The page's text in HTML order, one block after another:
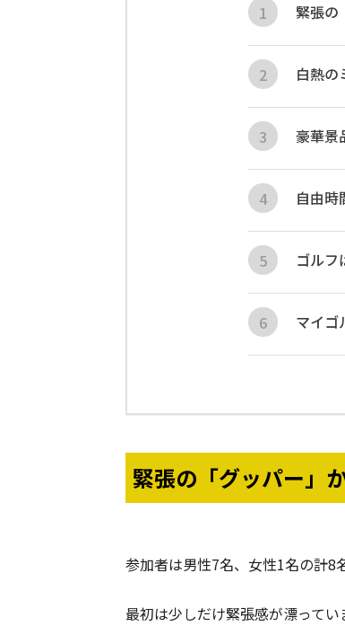
緊張の
白熱の
豪華景
自由時
ゴルフ
マイゴ
緊張の「グッパー」
参加者は男性7名、女性1名の計8
最初は少しだけ緊張感が漂って